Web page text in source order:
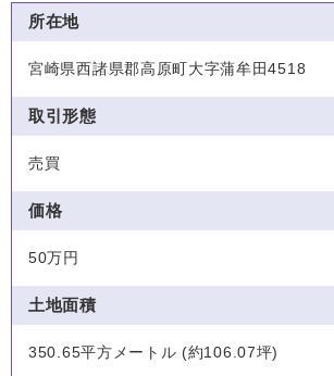
所在地
宮崎県西諸県郡高原町大字蒲牟田4518
取引形態
売買
価格
50万円
土地面積
350.65平方メートル (約106.07坪)